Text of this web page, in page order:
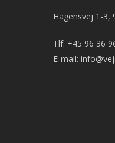
Hagensvej 1-3,
Tlf: +45 96 36
E-mail: